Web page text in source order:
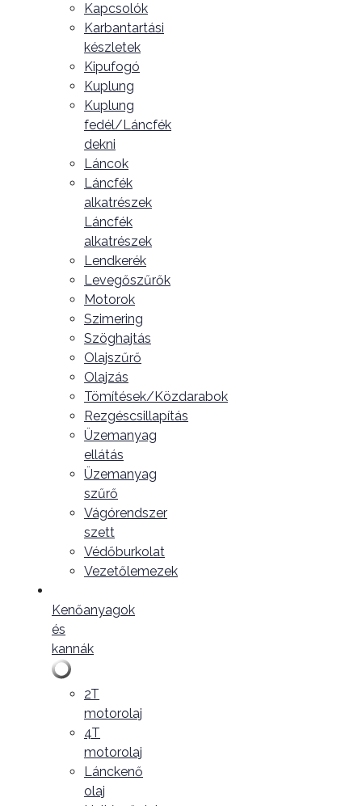
Kapcsolók
Karbantartási
készletek
Kipufogó
Kuplung
Kuplung
fedél/Láncfék
dekni
Láncok
Láncfék
alkatrészek
Láncfék
alkatrészek
Lendkerék
Levegőszűrők
Motorok
Szimering
Szöghajtás
Olajszűrő
Olajzás
Tömítések/Közdarabok
Rezgéscsillapítás
Üzemanyag
ellátás
Üzemanyag
szűrő
Vágórendszer
szett
Védőburkolat
Vezetőlemezek
Kenőanyagok
és
kannák
2T
motorolaj
4T
motorolaj
Lánckenő
olaj